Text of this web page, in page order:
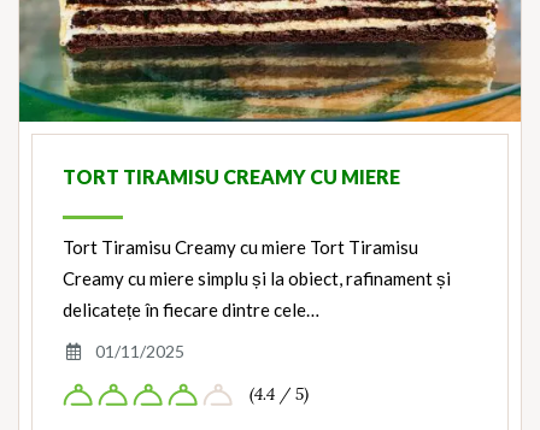
TORT TIRAMISU CREAMY CU MIERE
Tort Tiramisu Creamy cu miere Tort Tiramisu
Creamy cu miere simplu și la obiect, rafinament și
delicatețe în fiecare dintre cele…
01/11/2025
(4.4 / 5)